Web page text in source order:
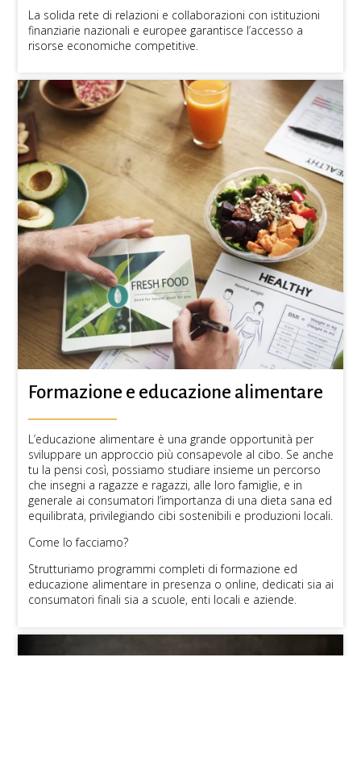
La solida rete di relazioni e collaborazioni con istituzioni
finanziarie nazionali e europee garantisce l’accesso a
risorse economiche competitive.
Formazione e educazione alimentare
L’educazione alimentare è una grande opportunità per
sviluppare un approccio più consapevole al cibo. Se anche
tu la pensi così, possiamo studiare insieme un percorso
che insegni a ragazze e ragazzi, alle loro famiglie, e in
generale ai consumatori l’importanza di una dieta sana ed
equilibrata, privilegiando cibi sostenibili e produzioni locali.
Come lo facciamo?
Strutturiamo programmi completi di formazione ed
educazione alimentare in presenza o online, dedicati sia ai
consumatori finali sia a scuole, enti locali e aziende.